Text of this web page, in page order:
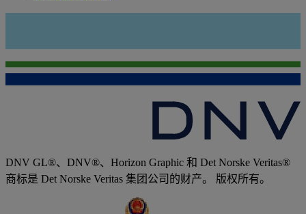
DNV GL®、DNV®、Horizon Graphic 和 Det Norske Veritas®
商标是 Det Norske Veritas 集团公司的财产。 版权所有。